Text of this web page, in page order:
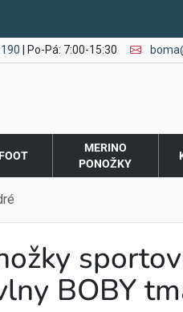
| Po-Pá: 7:00-15:30
MERINO
PONOŽKY
BOBY